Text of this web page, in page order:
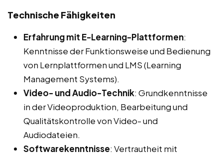
Technische Fähigkeiten
Erfahrung mit E-Learning-Plattformen:
Kenntnisse der Funktionsweise und Bedienung
von Lernplattformen und LMS (Learning
Management Systems).
Video- und Audio-Technik: Grundkenntnisse
in der Videoproduktion, Bearbeitung und
Qualitätskontrolle von Video- und
Audiodateien.
Softwarekenntnisse: Vertrautheit mit